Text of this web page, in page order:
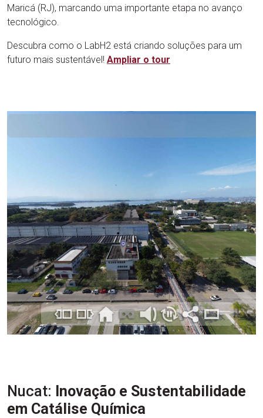
Maricá (RJ), marcando uma importante etapa no avanço
tecnológico.
Descubra como o LabH2 está criando soluções para um
futuro mais sustentável! Ampliar o tour
Nucat: Inovação e Sustentabilidade
em Catálise Química